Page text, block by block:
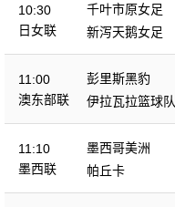
10:30
日女联
千叶市原女足
新泻天鹅女足
11:00
澳东部联
彭里斯黑豹
伊拉瓦拉篮球队
11:10
墨西联
墨西哥美洲
帕丘卡